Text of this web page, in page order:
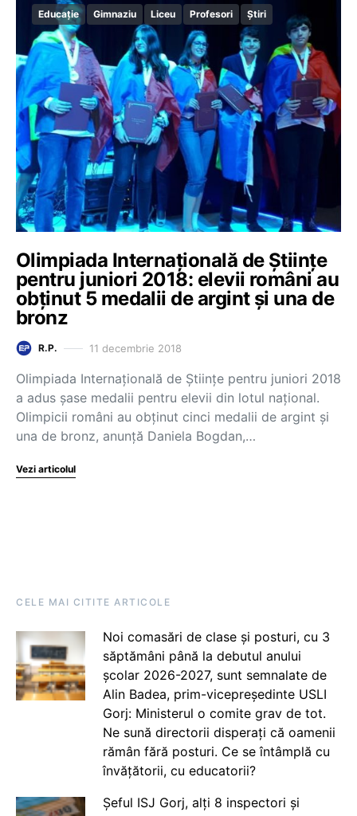
Educație Gimnaziu Liceu Profesori Știri
Olimpiada Internațională de Științe
pentru juniori 2018: elevii români au
obținut 5 medalii de argint și una de
bronz
R.P. 11 decembrie 2018
Olimpiada Internațională de Științe pentru juniori 2018
a adus șase medalii pentru elevii din lotul național.
Olimpicii români au obținut cinci medalii de argint și
una de bronz, anunță Daniela Bogdan,…
Vezi articolul
CELE MAI CITITE ARTICOLE
Noi comasări de clase și posturi, cu 3
săptămâni până la debutul anului
școlar 2026-2027, sunt semnalate de
Alin Badea, prim-vicepreședinte USLI
Gorj: Ministerul o comite grav de tot.
Ne sună directorii disperați că oamenii
rămân fără posturi. Ce se întâmplă cu
învățătorii, cu educatorii?
Șeful ISJ Gorj, alți 8 inspectori și